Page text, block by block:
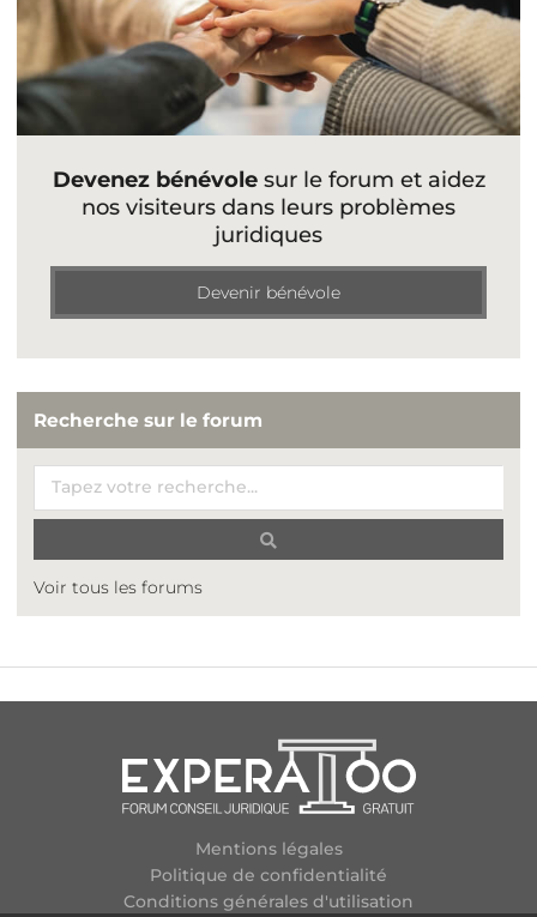
Devenez bénévolesur le forum et aidez
nos visiteurs dans leurs problèmes
juridiques
Devenir bénévole
Recherche sur le forum
Voir tous les forums
Mentions légales
Politique de confidentialité
Conditions générales d'utilisation